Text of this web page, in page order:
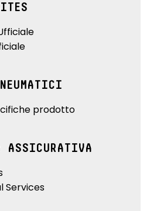
prodotto
ASSICURATIVA
Services